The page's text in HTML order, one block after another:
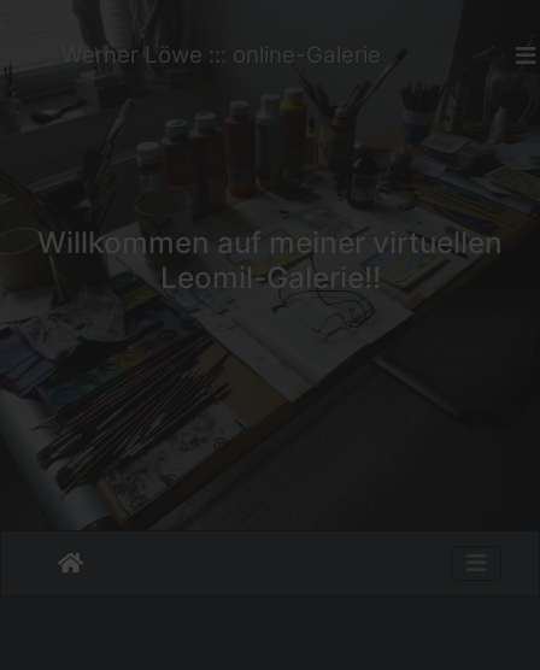
Werner Löwe ::: online-Galerie
Willkommen auf meiner virtuellen
Leomil-Galerie!!